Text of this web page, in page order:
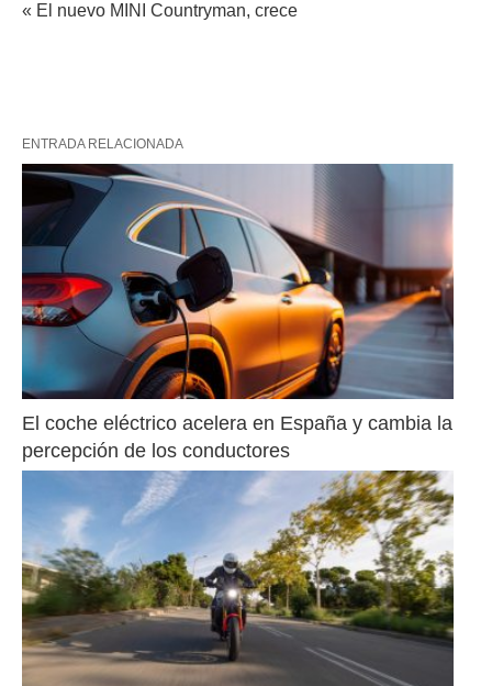
« El nuevo MINI Countryman, crece
ENTRADA RELACIONADA
El coche eléctrico acelera en España y cambia la
percepción de los conductores